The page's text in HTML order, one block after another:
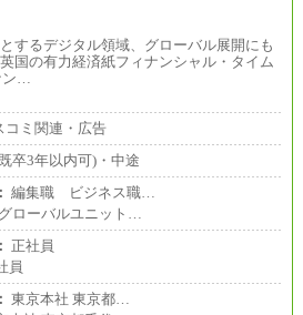
するデジタル領域、グローバル展開にも
国の有力経済紙フィナンシャル・タイム
ン…
コミ関連・広告
卒3年以内可)・中途
編集職 ビジネス職…
ローバルユニット…
正社員
員
東京本社 東京都…